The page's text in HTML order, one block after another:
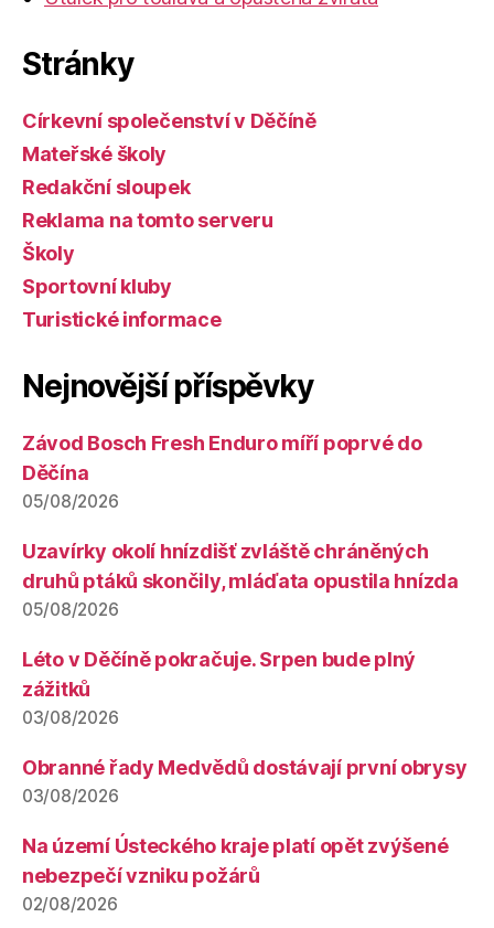
Stránky
Církevní společenství v Děčíně
Mateřské školy
Redakční sloupek
Reklama na tomto serveru
Školy
Sportovní kluby
Turistické informace
Nejnovější příspěvky
Závod Bosch Fresh Enduro míří poprvé do
Děčína
05/08/2026
Uzavírky okolí hnízdišť zvláště chráněných
druhů ptáků skončily, mláďata opustila hnízda
05/08/2026
Léto v Děčíně pokračuje. Srpen bude plný
zážitků
03/08/2026
Obranné řady Medvědů dostávají první obrysy
03/08/2026
Na území Ústeckého kraje platí opět zvýšené
nebezpečí vzniku požárů
02/08/2026